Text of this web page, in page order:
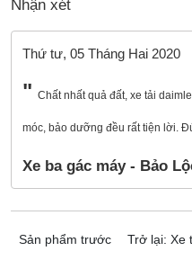
Nhận xét
Thứ tư, 05 Tháng Hai 2020
Chất nhất quả đất, xe tải
móc, bảo dưỡng đều rất tiện lời.
Xe ba gác máy - Bảo
Sản phẩm trước Trở lại: Xe